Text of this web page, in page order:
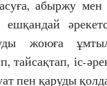
абыржу мен
жоюға
тайсақтап, іс-
пен қаруды